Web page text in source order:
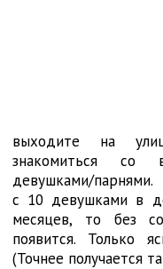
выходите на
знакомиться со
девушками/парнями.
с 10 девушками в
месяцев, то без
появится. Только
(Точнее получается